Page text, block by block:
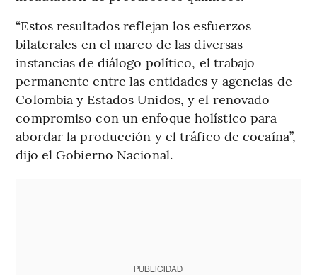
“Estos resultados reflejan los esfuerzos
bilaterales en el marco de las diversas
instancias de diálogo político, el trabajo
permanente entre las entidades y agencias de
Colombia y Estados Unidos, y el renovado
compromiso con un enfoque holístico para
abordar la producción y el tráfico de cocaína”,
dijo el Gobierno Nacional.
PUBLICIDAD